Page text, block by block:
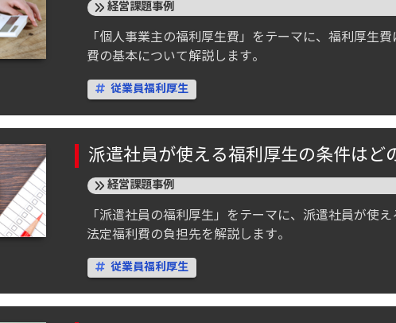
経営課題事例
「個人事業主の福利厚生費」をテーマに、福利厚生
費の基本について解説します。
従業員福利厚生
派遣社員が使える福利厚生の条件はど
経営課題事例
「派遣社員の福利厚生」をテーマに、派遣社員が使
法定福利費の負担先を解説します。
従業員福利厚生